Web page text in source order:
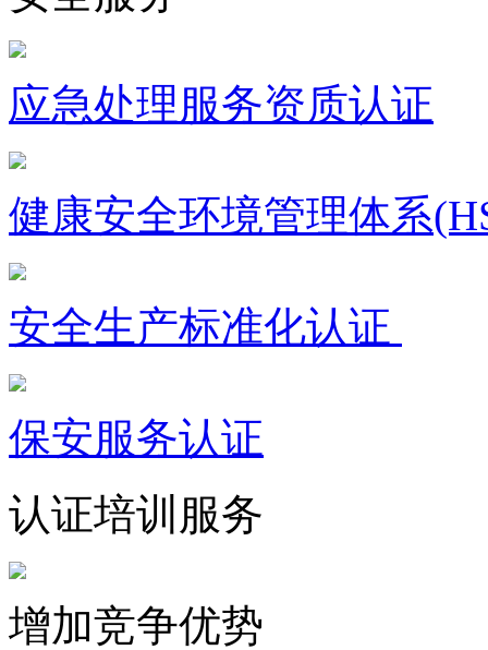
应急处理服务资质认证
健康安全环境管理体系
安全生产标准化认证
保安服务认证
认证培训服务
增加竞争优势